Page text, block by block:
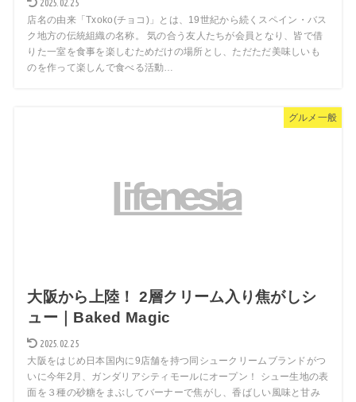
2025.02.25
店名の由来「Txoko(チョコ)」とは、19世紀から続くスペイン・バス
ク地方の伝統組織の名称。 気の合う友人たちが会員となり、皆で借
りた一室を食事を楽しむためだけの場所とし、ただただ美味しいも
のを作って楽しんで食べる活動…
グルメ一般
大阪から上陸！ 2層クリーム入り焦がしシ
ュー｜Baked Magic
2025.02.25
大阪をはじめ日本国内に9店舗を持つ同シュークリームブランドがつ
いに今年2月、ガンダリアシティモールにオープン！ シュー生地の表
面を３種の砂糖をまぶしてバーナーで焦がし、香ばしい風味と甘み